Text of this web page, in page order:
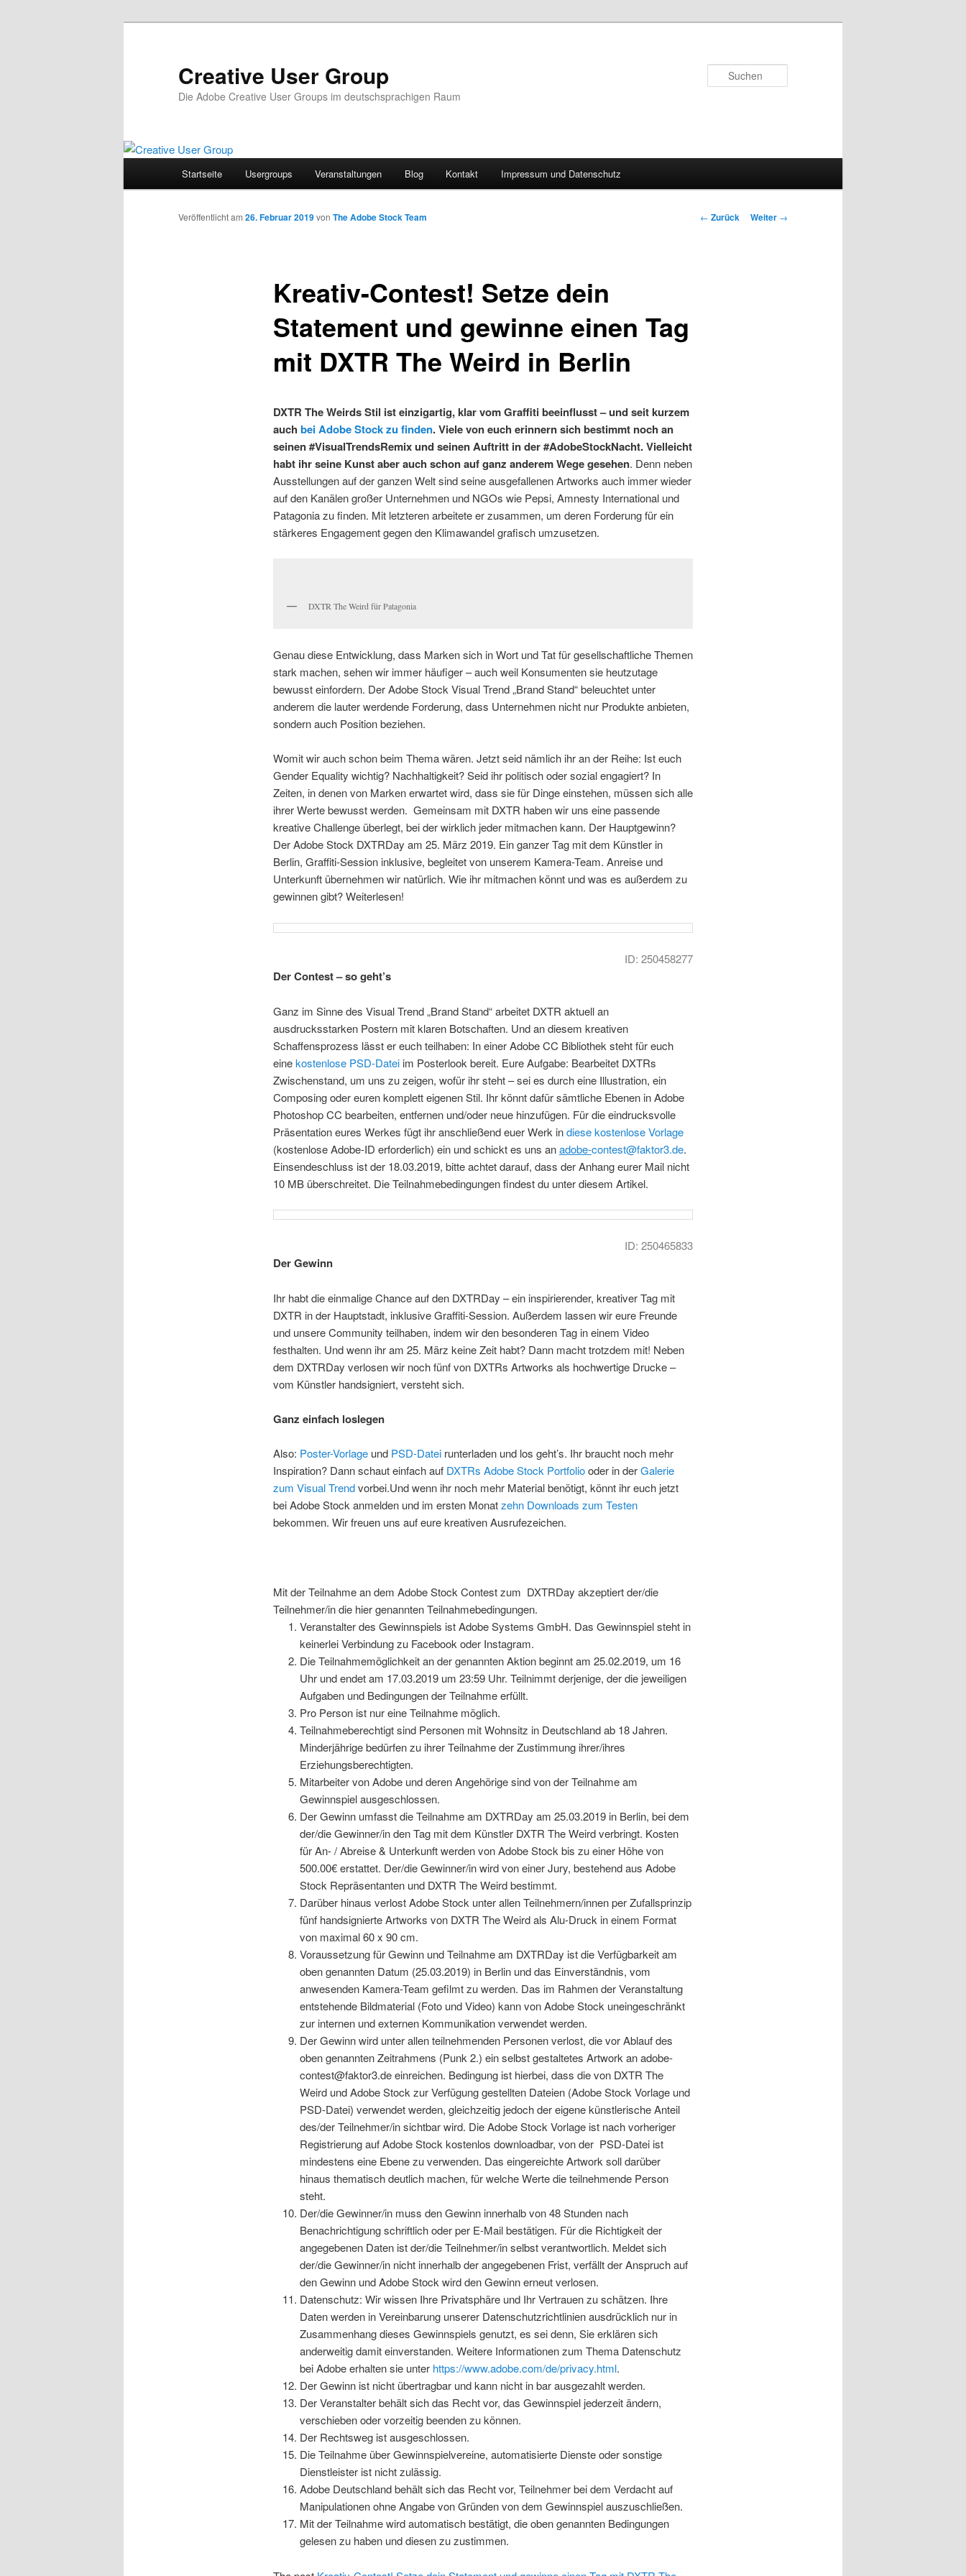
Creative User Group
Die Adobe Creative User Groups im deutschsprachigen Raum
Startseite Usergroups Veranstaltungen Blog Kontakt Impressum und Datenschutz
Beitrags-
← Zurück Weiter →
Kreativ-Contest! Setze dein
Statement und gewinne einen Tag
mit DXTR The Weird in Berlin
Veröffentlicht am 26. Februar 2019von The Adobe Stock Team
DXTR The Weirds Stil ist einzigartig, klar vom Graffiti beeinflusst – und seit kurzem
auch bei Adobe Stock zu finden. Viele von euch erinnern sich bestimmt noch an
seinen #VisualTrendsRemix und seinen Auftritt in der #AdobeStockNacht. Vielleicht
habt ihr seine Kunst aber auch schon auf ganz anderem Wege gesehen. Denn neben
Ausstellungen auf der ganzen Welt sind seine ausgefallenen Artworks auch immer wieder
auf den Kanälen großer Unternehmen und NGOs wie Pepsi, Amnesty International und
Patagonia zu finden. Mit letzteren arbeitete er zusammen, um deren Forderung für ein
stärkeres Engagement gegen den Klimawandel grafisch umzusetzen.
DXTR The Weird für Patagonia
Genau diese Entwicklung, dass Marken sich in Wort und Tat für gesellschaftliche Themen
stark machen, sehen wir immer häufiger – auch weil Konsumenten sie heutzutage
bewusst einfordern. Der Adobe Stock Visual Trend „Brand Stand“ beleuchtet unter
anderem die lauter werdende Forderung, dass Unternehmen nicht nur Produkte anbieten,
sondern auch Position beziehen.
Womit wir auch schon beim Thema wären. Jetzt seid nämlich ihr an der Reihe: Ist euch
Gender Equality wichtig? Nachhaltigkeit? Seid ihr politisch oder sozial engagiert? In
Zeiten, in denen von Marken erwartet wird, dass sie für Dinge einstehen, müssen sich alle
ihrer Werte bewusst werden. Gemeinsam mit DXTR haben wir uns eine passende
kreative Challenge überlegt, bei der wirklich jeder mitmachen kann. Der Hauptgewinn?
Der Adobe Stock DXTRDay am 25. März 2019. Ein ganzer Tag mit dem Künstler in
Berlin, Graffiti-Session inklusive, begleitet von unserem Kamera-Team. Anreise und
Unterkunft übernehmen wir natürlich. Wie ihr mitmachen könnt und was es außerdem zu
gewinnen gibt? Weiterlesen!
ID: 250458277
Der Contest – so geht’s
Ganz im Sinne des Visual Trend „Brand Stand“ arbeitet DXTR aktuell an
ausdrucksstarken Postern mit klaren Botschaften. Und an diesem kreativen
Schaffensprozess lässt er euch teilhaben: In einer Adobe CC Bibliothek steht für euch
einekostenlose PSD-Dateiim Posterlook bereit. Eure Aufgabe: Bearbeitet DXTRs
Zwischenstand, um uns zu zeigen, wofür ihr steht – sei es durch eine Illustration, ein
Composing oder euren komplett eigenen Stil. Ihr könnt dafür sämtliche Ebenen in Adobe
Photoshop CC bearbeiten, entfernen und/oder neue hinzufügen. Für die eindrucksvolle
Präsentation eures Werkes fügt ihr anschließend euer Werk indiese kostenlose Vorlage
(kostenlose Adobe-ID erforderlich) ein und schickt es uns anadobe-contest@faktor3.de.
Einsendeschluss ist der 18.03.2019, bitte achtet darauf, dass der Anhang eurer Mail nicht
10 MB überschreitet. Die Teilnahmebedingungen findest du unter diesem Artikel.
ID: 250465833
Der Gewinn
Ihr habt die einmalige Chance auf den DXTRDay – ein inspirierender, kreativer Tag mit
DXTR in der Hauptstadt, inklusive Graffiti-Session. Außerdem lassen wir eure Freunde
und unsere Community teilhaben, indem wir den besonderen Tag in einem Video
festhalten. Und wenn ihr am 25. März keine Zeit habt? Dann macht trotzdem mit! Neben
dem DXTRDay verlosen wir noch fünf von DXTRs Artworks als hochwertige Drucke –
vom Künstler handsigniert, versteht sich.
Ganz einfach loslegen
Also: Poster-Vorlageund PSD-Dateirunterladen und los geht’s. Ihr braucht noch mehr
Inspiration? Dann schaut einfach auf DXTRs Adobe Stock Portfoliooder in derGalerie
zum Visual Trendvorbei.Und wenn ihr noch mehr Material benötigt, könnt ihr euch jetzt
bei Adobe Stock anmelden und im ersten Monatzehn Downloads zum Testen
bekommen. Wir freuen uns auf eure kreativen Ausrufezeichen.
Mit der Teilnahme an dem Adobe Stock Contest zum DXTRDay akzeptiert der/die
Teilnehmer/in die hier genannten Teilnahmebedingungen.
Veranstalter des Gewinnspiels ist Adobe Systems GmbH. Das Gewinnspiel steht in
keinerlei Verbindung zu Facebook oder Instagram.
Die Teilnahmemöglichkeit an der genannten Aktion beginnt am 25.02.2019, um 16
Uhr und endet am 17.03.2019 um 23:59 Uhr. Teilnimmt derjenige, der die jeweiligen
Aufgaben und Bedingungen der Teilnahme erfüllt.
Pro Person ist nur eine Teilnahme möglich.
Teilnahmeberechtigt sind Personen mit Wohnsitz in Deutschland ab 18 Jahren.
Minderjährige bedürfen zu ihrer Teilnahme der Zustimmung ihrer/ihres
Erziehungsberechtigten.
Mitarbeiter von Adobe und deren Angehörige sind von der Teilnahme am
Gewinnspiel ausgeschlossen.
Der Gewinn umfasst die Teilnahme am DXTRDay am 25.03.2019 in Berlin, bei dem
der/die Gewinner/in den Tag mit dem Künstler DXTR The Weird verbringt. Kosten
für An- / Abreise & Unterkunft werden von Adobe Stock bis zu einer Höhe von
500.00€ erstattet. Der/die Gewinner/in wird von einer Jury, bestehend aus Adobe
Stock Repräsentanten und DXTR The Weird bestimmt.
Darüber hinaus verlost Adobe Stock unter allen Teilnehmern/innen per Zufallsprinzip
fünf handsignierte Artworks von DXTR The Weird als Alu-Druck in einem Format
von maximal 60 x 90 cm.
Voraussetzung für Gewinn und Teilnahme am DXTRDay ist die Verfügbarkeit am
oben genannten Datum (25.03.2019) in Berlin und das Einverständnis, vom
anwesenden Kamera-Team gefilmt zu werden. Das im Rahmen der Veranstaltung
entstehende Bildmaterial (Foto und Video) kann von Adobe Stock uneingeschränkt
zur internen und externen Kommunikation verwendet werden.
Der Gewinn wird unter allen teilnehmenden Personen verlost, die vor Ablauf des
oben genannten Zeitrahmens (Punk 2.) ein selbst gestaltetes Artwork an adobe-
contest@faktor3.de einreichen. Bedingung ist hierbei, dass die von DXTR The
Weird und Adobe Stock zur Verfügung gestellten Dateien (Adobe Stock Vorlage und
PSD-Datei) verwendet werden, gleichzeitig jedoch der eigene künstlerische Anteil
des/der Teilnehmer/in sichtbar wird. Die Adobe Stock Vorlage ist nach vorheriger
Registrierung auf Adobe Stock kostenlos downloadbar, von der PSD-Datei ist
mindestens eine Ebene zu verwenden. Das eingereichte Artwork soll darüber
hinaus thematisch deutlich machen, für welche Werte die teilnehmende Person
steht.
Der/die Gewinner/in muss den Gewinn innerhalb von 48 Stunden nach
Benachrichtigung schriftlich oder per E-Mail bestätigen. Für die Richtigkeit der
angegebenen Daten ist der/die Teilnehmer/in selbst verantwortlich. Meldet sich
der/die Gewinner/in nicht innerhalb der angegebenen Frist, verfällt der Anspruch auf
den Gewinn und Adobe Stock wird den Gewinn erneut verlosen.
Datenschutz: Wir wissen Ihre Privatsphäre und Ihr Vertrauen zu schätzen. Ihre
Daten werden in Vereinbarung unserer Datenschutzrichtlinien ausdrücklich nur in
Zusammenhang dieses Gewinnspiels genutzt, es sei denn, Sie erklären sich
anderweitig damit einverstanden. Weitere Informationen zum Thema Datenschutz
bei Adobe erhalten sie unter https://www.adobe.com/de/privacy.html.
Der Gewinn ist nicht übertragbar und kann nicht in bar ausgezahlt werden.
Der Veranstalter behält sich das Recht vor, das Gewinnspiel jederzeit ändern,
verschieben oder vorzeitig beenden zu können.
Der Rechtsweg ist ausgeschlossen.
Die Teilnahme über Gewinnspielvereine, automatisierte Dienste oder sonstige
Dienstleister ist nicht zulässig.
Adobe Deutschland behält sich das Recht vor, Teilnehmer bei dem Verdacht auf
Manipulationen ohne Angabe von Gründen von dem Gewinnspiel auszuschließen.
Mit der Teilnahme wird automatisch bestätigt, die oben genannten Bedingungen
gelesen zu haben und diesen zu zustimmen.